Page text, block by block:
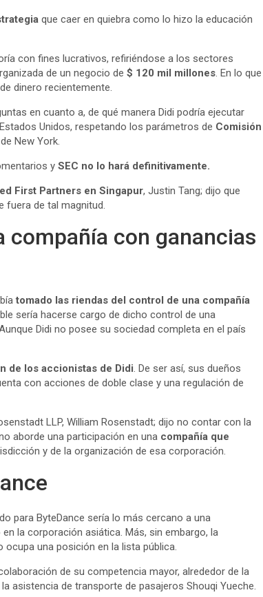
que caer en quiebra como lo hizo la educación
con fines lucrativos, refiriéndose a los sectores
de un negocio de $ 120 mil millones. En lo que
dinero recientemente.
en cuanto a, de qué manera Didi podría ejecutar
Unidos, respetando los parámetros de Comisión
New York.
y SEC no lo hará definitivamente.
First Partners en Singapur, Justin Tang; dijo que
fuera de tal magnitud.
compañía con ganancias
tomado las riendas del control de una compañía
sería hacerse cargo de dicho control de una
Didi no posee su sociedad completa en el país
de los accionistas de Didi. De ser así, sus dueños
con acciones de doble clase y una regulación de
LLP, William Rosenstadt; dijo no contar con la
aborde una participación en una compañía que
y de la organización de esa corporación.
para ByteDance sería lo más cercano a una
la corporación asiática. Más, sin embargo, la
ocupa una posición en la lista pública.
de su competencia mayor, alrededor de la
asistencia de transporte de pasajeros Shouqi Yueche.